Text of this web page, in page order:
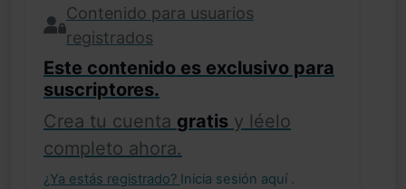
Contenido para usuarios
registrados
Este contenido es exclusivo para
suscriptores.
Crea tu cuenta gratis y léelo
completo ahora.
¿Ya estás registrado? Inicia sesión aquí .